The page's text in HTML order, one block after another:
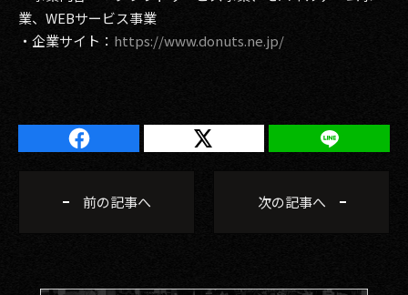
業、WEBサービス事業
・企業サイト： https://www.donuts.ne.jp/
前の記事へ 次の記事へ